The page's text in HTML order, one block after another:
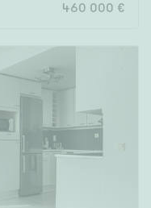
Ei uudiskohteita
460 000 €